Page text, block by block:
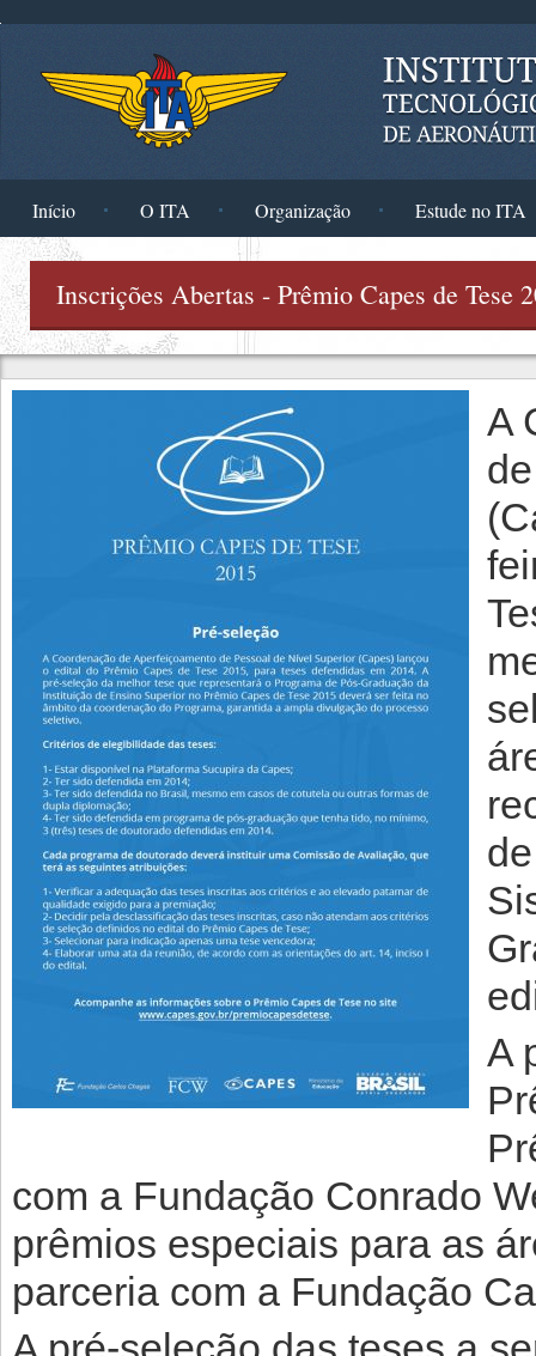
Início O ITA Organização Estude no ITA
Inscrições Abertas - Prêmio Capes de Tese
A
A
com a Fundação Conrado
prêmios especiais para as
parceria com a Fundação